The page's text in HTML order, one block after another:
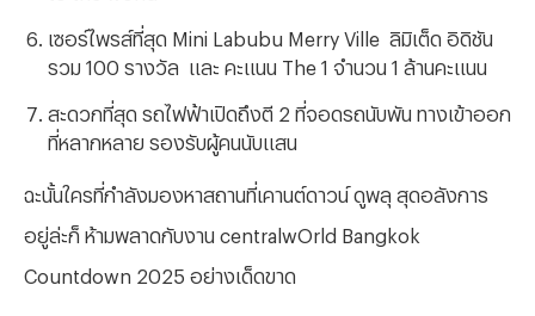
เซอร์ไพรส์ที่สุด Mini Labubu Merry Ville ลิมิเต็ด อิดิชัน
รวม 100 รางวัล และ คะแนน The 1 จำนวน 1 ล้านคะแนน
สะดวกที่สุด รถไฟฟ้าเปิดถึงตี 2 ที่จอดรถนับพัน ทางเข้าออก
ที่หลากหลาย รองรับผู้คนนับแสน
ฉะนั้นใครที่กำลังมองหาสถานที่เคานต์ดาวน์ดูพลุ สุดอลังการ
อยู่ล่ะก็ ห้ามพลาดกับงาน centralwOrld Bangkok
Countdown 2025 อย่างเด็ดขาด